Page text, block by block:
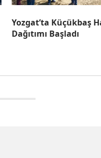
Yozgat’ta Küçükbaş
Dağıtımı Başladı